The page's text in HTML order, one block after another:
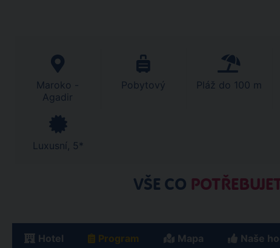
Maroko -
Agadir
Pobytový Pláž do 100 m
Luxusní, 5*
VŠE CO
Hotel Program Mapa Naše